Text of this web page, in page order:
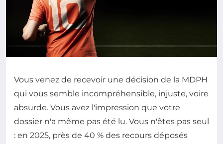
Vous venez de recevoir une décision de la MDPH
qui vous semble incompréhensible, injuste, voire
absurde. Vous avez l'impression que votre
dossier n'a même pas été lu. Vous n'êtes pas seul
: en 2025, près de 40 % des recours déposés